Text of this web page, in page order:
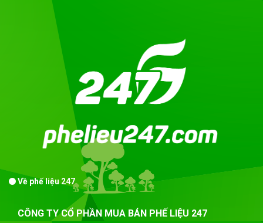
Về phế liệu 247
CÔNG TY CỔ PHẦN MUA BÁN PHẾ LIỆU 247